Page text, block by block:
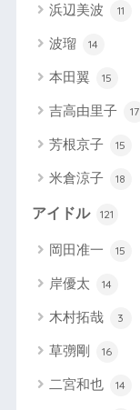
浜辺美波 11
波瑠 14
本田翼 15
吉高由里子 17
芳根京子 15
米倉涼子 18
アイドル 121
岡田准一 15
岸優太 14
木村拓哉 3
草彅剛 16
二宮和也 14